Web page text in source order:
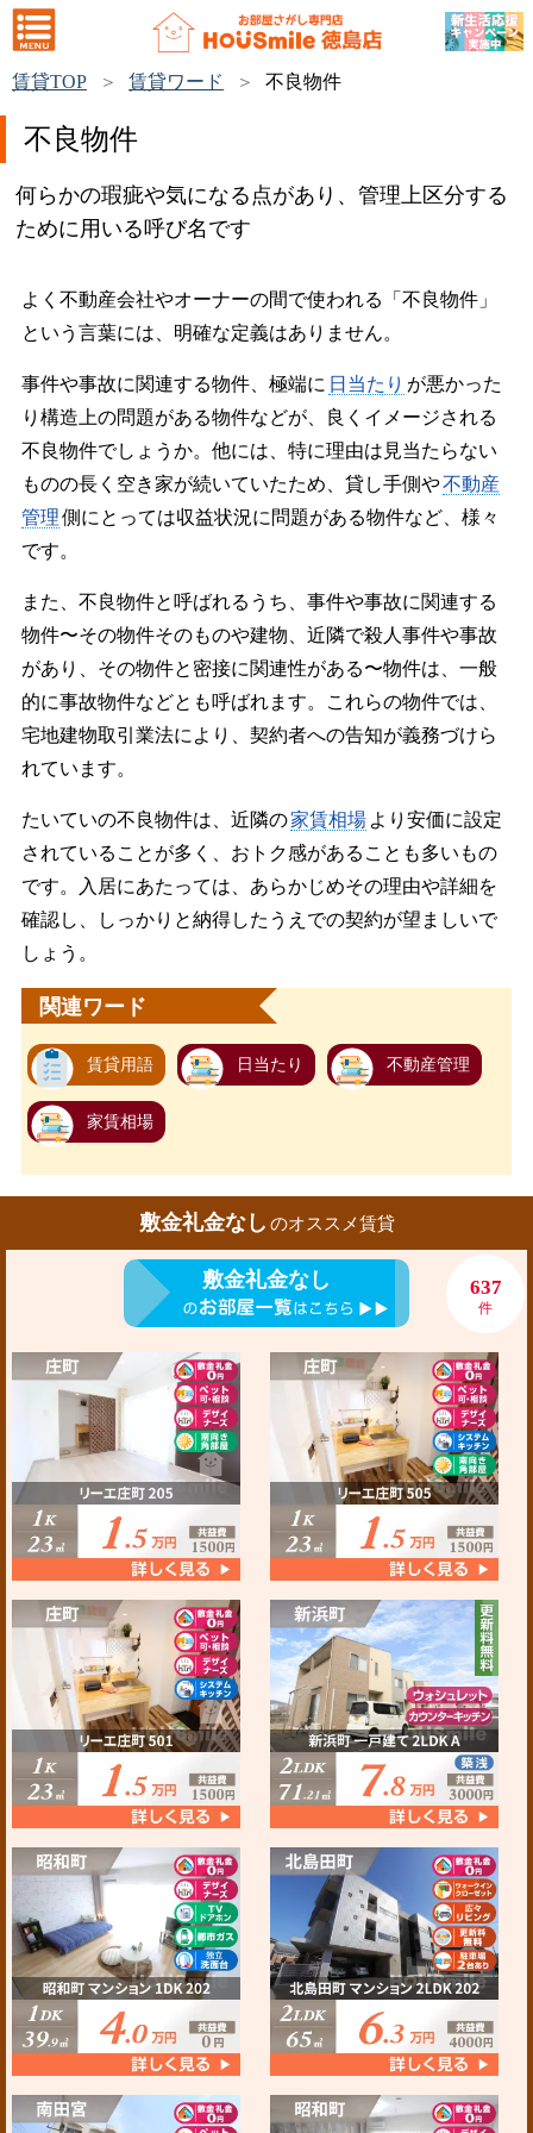
賃貸TOP 賃貸ワード 不良物件
不良物件
何らかの瑕疵や気になる点があり、管理上区分する
ために用いる呼び名です
よく不動産会社やオーナーの間で使われる「不良物件」
という言葉には、明確な定義はありません。
事件や事故に関連する物件、極端に 日当たり が悪かった
り構造上の問題がある物件などが、良くイメージされる
不良物件でしょうか。他には、特に理由は見当たらない
ものの長く空き家が続いていたため、貸し手側や不動産
管理側にとっては収益状況に問題がある物件など、様々
です。
また、不良物件と呼ばれるうち、事件や事故に関連する
物件〜その物件そのものや建物、近隣で殺人事件や事故
があり、その物件と密接に関連性がある〜物件は、一般
的に事故物件などとも呼ばれます。これらの物件では、
宅地建物取引業法により、契約者への告知が義務づけら
れています。
たいていの不良物件は、近隣の家賃相場 より安価に設定
されていることが多く、おトク感があることも多いもの
です。入居にあたっては、あらかじめその理由や詳細を
確認し、しっかりと納得したうえでの契約が望ましいで
しょう。
関連ワード
賃貸用語 日当たり 不動産管理
家賃相場
敷金礼金なし のオススメ賃貸
敷金礼金なし 637
件